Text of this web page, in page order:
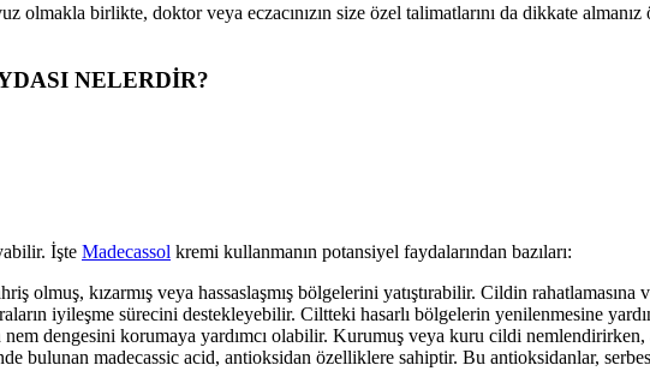
olmakla birlikte, doktor veya eczacınızın size özel talimatlarını da dikkate
NELERDİR?
İşte Madecassol kremi kullanmanın potansiyel faydalarından bazıları:
olmuş, kızarmış veya hassaslaşmış bölgelerini yatıştırabilir. Cildin rahatlamasına
iyileşme sürecini destekleyebilir. Ciltteki hasarlı bölgelerin yenilenmesine
dengesini korumaya yardımcı olabilir. Kurumuş veya kuru cildi nemlendirirken,
bulunan madecassic acid, antioksidan özelliklere sahiptir. Bu antioksidanlar,